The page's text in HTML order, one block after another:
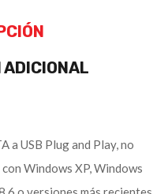
ADICIONAL
a USB Plug and Play, no
Windows XP, Windows